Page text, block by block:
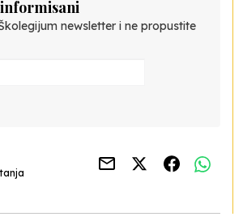
newsletter i ne propustite